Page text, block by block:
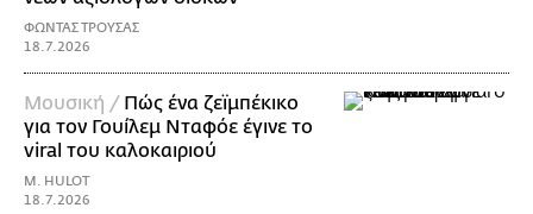
ΦΩΝΤΑΣ ΤΡΟΥΣΑΣ
18.7.2026
Μουσική / Πώς ένα ζεϊμπέκικο
για τον Γουίλεμ Νταφόε έγινε το
viral του καλοκαιριού
M. HULOT
18.7.2026